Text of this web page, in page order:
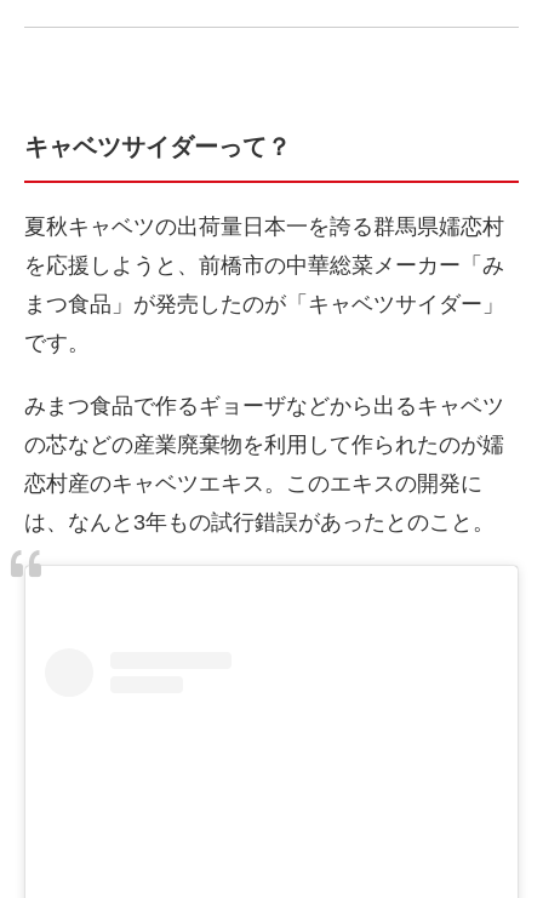
キャベツサイダーって？
夏秋キャベツの出荷量日本一を誇る群馬県嬬恋村
を応援しようと、前橋市の中華総菜メーカー「み
まつ食品」が発売したのが「キャベツサイダー」
です。
みまつ食品で作るギョーザなどから出るキャベツ
の芯などの産業廃棄物を利用して作られたのが嬬
恋村産のキャベツエキス。このエキスの開発に
は、なんと3年もの試行錯誤があったとのこと。